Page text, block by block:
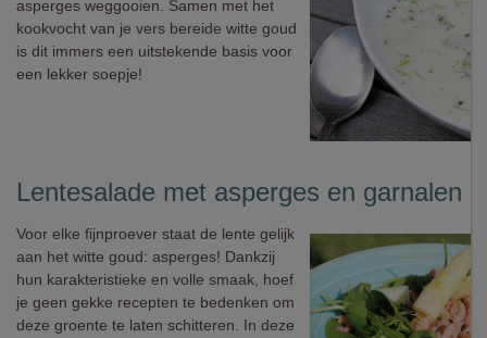
asperges weggooien. Samen met het
kookvocht van je vers bereide witte goud
is dit immers een uitstekende basis voor
een lekker soepje!
Lentesalade met asperges en garnalen
Voor elke fijnproever staat de lente gelijk
aan het witte goud: asperges! Dankzij
hun karakteristieke en volle smaak, hoef
je geen gekke recepten te bedenken om
deze groente te laten schitteren. In deze